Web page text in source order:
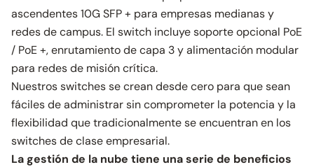
ascendentes 10G SFP + para empresas medianas y
redes de campus. El switch incluye soporte opcional PoE
/ PoE +, enrutamiento de capa 3 y alimentación modular
para redes de misión crítica.
Nuestros switches se crean desde cero para que sean
fáciles de administrar sin comprometer la potencia y la
flexibilidad que tradicionalmente se encuentran en los
switches de clase empresarial.
La gestión de la nube tiene una serie de beneficios